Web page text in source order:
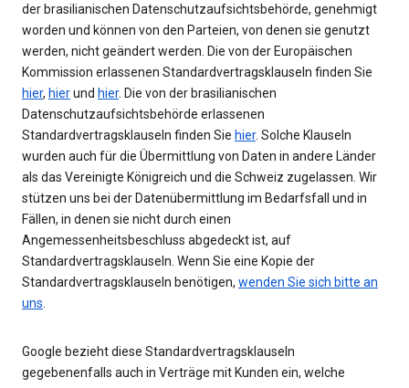
der brasilianischen Datenschutzaufsichtsbehörde, genehmigt
worden und können von den Parteien, von denen sie genutzt
werden, nicht geändert werden. Die von der Europäischen
Kommission erlassenen Standardvertragsklauseln finden Sie
hier, hierund hier. Die von der brasilianischen
Datenschutzaufsichtsbehörde erlassenen
Standardvertragsklauseln finden Sie hier. Solche Klauseln
wurden auch für die Übermittlung von Daten in andere Länder
als das Vereinigte Königreich und die Schweiz zugelassen. Wir
stützen uns bei der Datenübermittlung im Bedarfsfall und in
Fällen, in denen sie nicht durch einen
Angemessenheitsbeschluss abgedeckt ist, auf
Standardvertragsklauseln. Wenn Sie eine Kopie der
Standardvertragsklauseln benötigen, wenden Sie sich bitte an
uns.
Google bezieht diese Standardvertragsklauseln
gegebenenfalls auch in Verträge mit Kunden ein, welche